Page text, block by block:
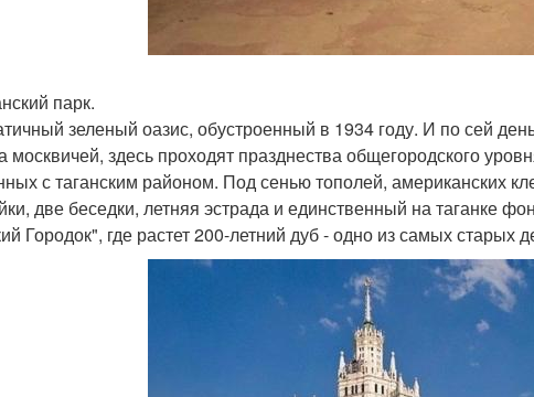
парк.
зеленый оазис, обустроенный в 1934 году. И по сей
москвичей, здесь проходят празднества общегородского
с таганским районом. Под сенью тополей, американских
две беседки, летняя эстрада и единственный на таганке
Городок", где растет 200-летний дуб - одно из самых старых